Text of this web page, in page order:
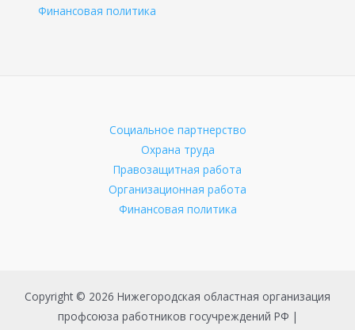
Финансовая политика
Социальное партнерство
Охрана труда
Правозащитная работа
Организационная работа
Финансовая политика
Copyright © 2026 Нижегородская областная организация
профсоюза работников госучреждений РФ |